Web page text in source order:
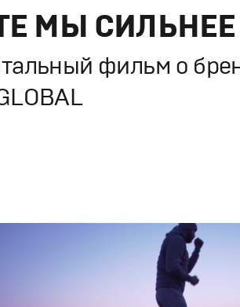
МЫ СИЛЬНЕЕ
фильм о
Документальное